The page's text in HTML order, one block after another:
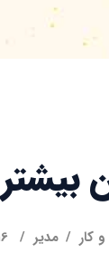
کار مدیر 16/